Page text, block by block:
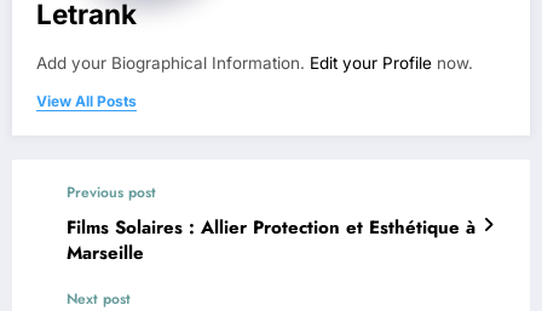
Letrank
Add your Biographical Information. Edit your Profile now.
View All Posts
Previous post
Films Solaires : Allier Protection et Esthétique à
Marseille
Next post